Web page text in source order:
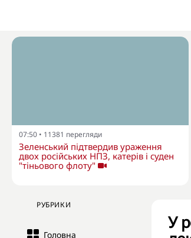
07:50 • 11381 перегляди
Зеленський підтвердив ураження
двох російських НПЗ, катерів і суден
"тіньового флоту"
РУБРИКИ
Головна
У